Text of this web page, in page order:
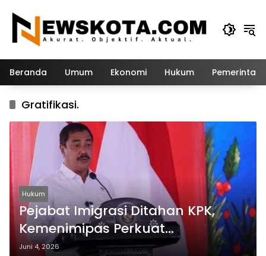
konten
Beranda Umum Ekonomi Hukum
Gratifikasi.
Hukum
Pejabat Imigrasi Ditahan KPK,
Kemenimipas Perkuat
Transparansi dan Akuntabilitas
Juni 4, 2026